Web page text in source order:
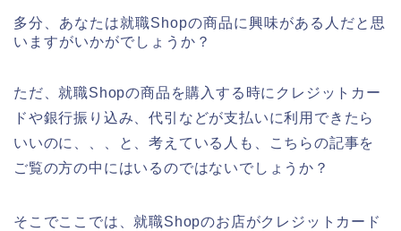
多分、あなたは就職Shopの商品に興味がある人だと思
いますがいかがでしょうか？
ただ、就職Shopの商品を購入する時にクレジットカー
ドや銀行振り込み、代引などが支払いに利用できたら
いいのに、、、と、考えている人も、こちらの記事を
ご覧の方の中にはいるのではないでしょうか？
そこでここでは、就職Shopのお店がクレジットカード